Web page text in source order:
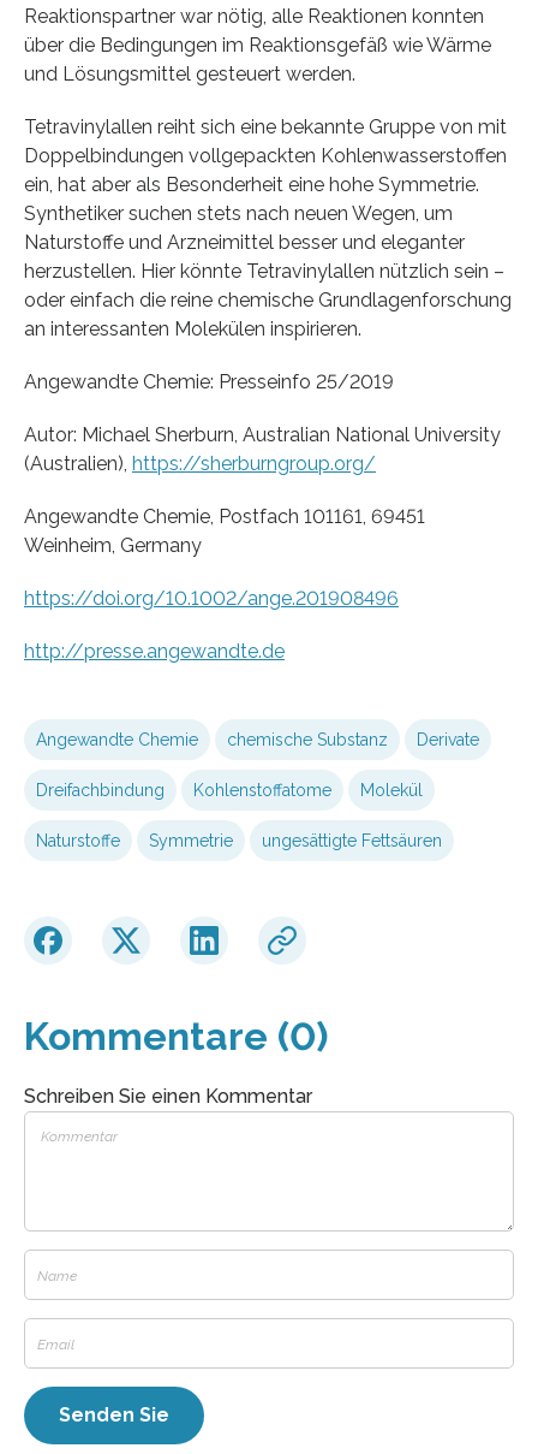
Reaktionspartner war nötig, alle Reaktionen konnten
über die Bedingungen im Reaktionsgefäß wie Wärme
und Lösungsmittel gesteuert werden.
Tetravinylallen reiht sich eine bekannte Gruppe von mit
Doppelbindungen vollgepackten Kohlenwasserstoffen
ein, hat aber als Besonderheit eine hohe Symmetrie.
Synthetiker suchen stets nach neuen Wegen, um
Naturstoffe und Arzneimittel besser und eleganter
herzustellen. Hier könnte Tetravinylallen nützlich sein –
oder einfach die reine chemische Grundlagenforschung
an interessanten Molekülen inspirieren.
Angewandte Chemie: Presseinfo 25/2019
Autor: Michael Sherburn, Australian National University
(Australien), https://sherburngroup.org/
Angewandte Chemie, Postfach 101161, 69451
Weinheim, Germany
https://doi.org/10.1002/ange.201908496
http://presse.angewandte.de
Angewandte Chemie chemische Substanz Derivate
Dreifachbindung Kohlenstoffatome Molekül
Naturstoffe Symmetrie ungesättigte Fettsäuren
Kommentare (0)
Schreiben Sie einen Kommentar